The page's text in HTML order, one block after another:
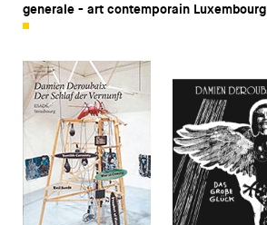
generale - art contemporain Luxembourg